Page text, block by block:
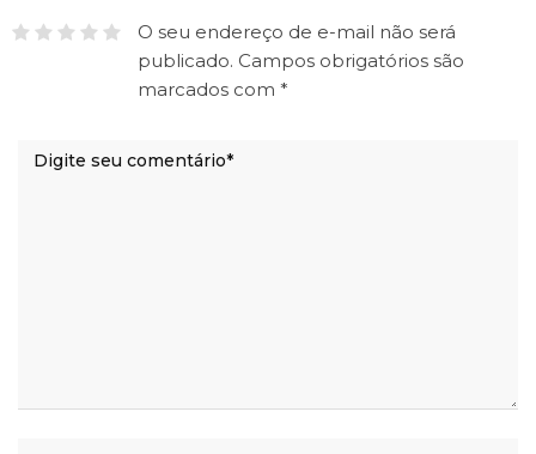
O seu endereço de e-mail não será
publicado. Campos obrigatórios são
marcados com *